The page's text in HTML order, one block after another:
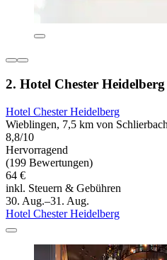
2. Hotel Chester Heidelberg
Hotel Chester Heidelberg
Wieblingen, 7,5 km von
8,8/10
Hervorragend
(199 Bewertungen)
64 €
inkl. Steuern & Gebühren
30. Aug.–31. Aug.
Hotel Chester Heidelberg